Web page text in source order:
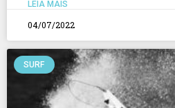
LEIA MAIS
04/07/2022
SURF